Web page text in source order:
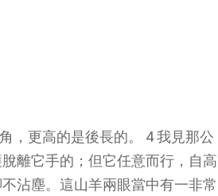
，更高的是後長的。 4 我見那公
離它手的；但它任意而行，自高
沾塵。這山羊兩眼當中有一非常